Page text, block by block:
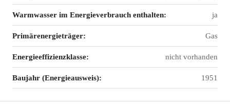
Warmwasser im Energieverbrauch enthalten: ja
Primärenergieträger: Gas
Energieeffizienzklasse: nicht vorhanden
Baujahr (Energieausweis): 1951